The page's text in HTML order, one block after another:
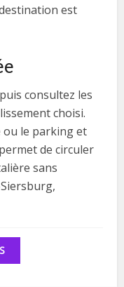
est
consultez les
choisi.
ou le parking et
de circuler
sans